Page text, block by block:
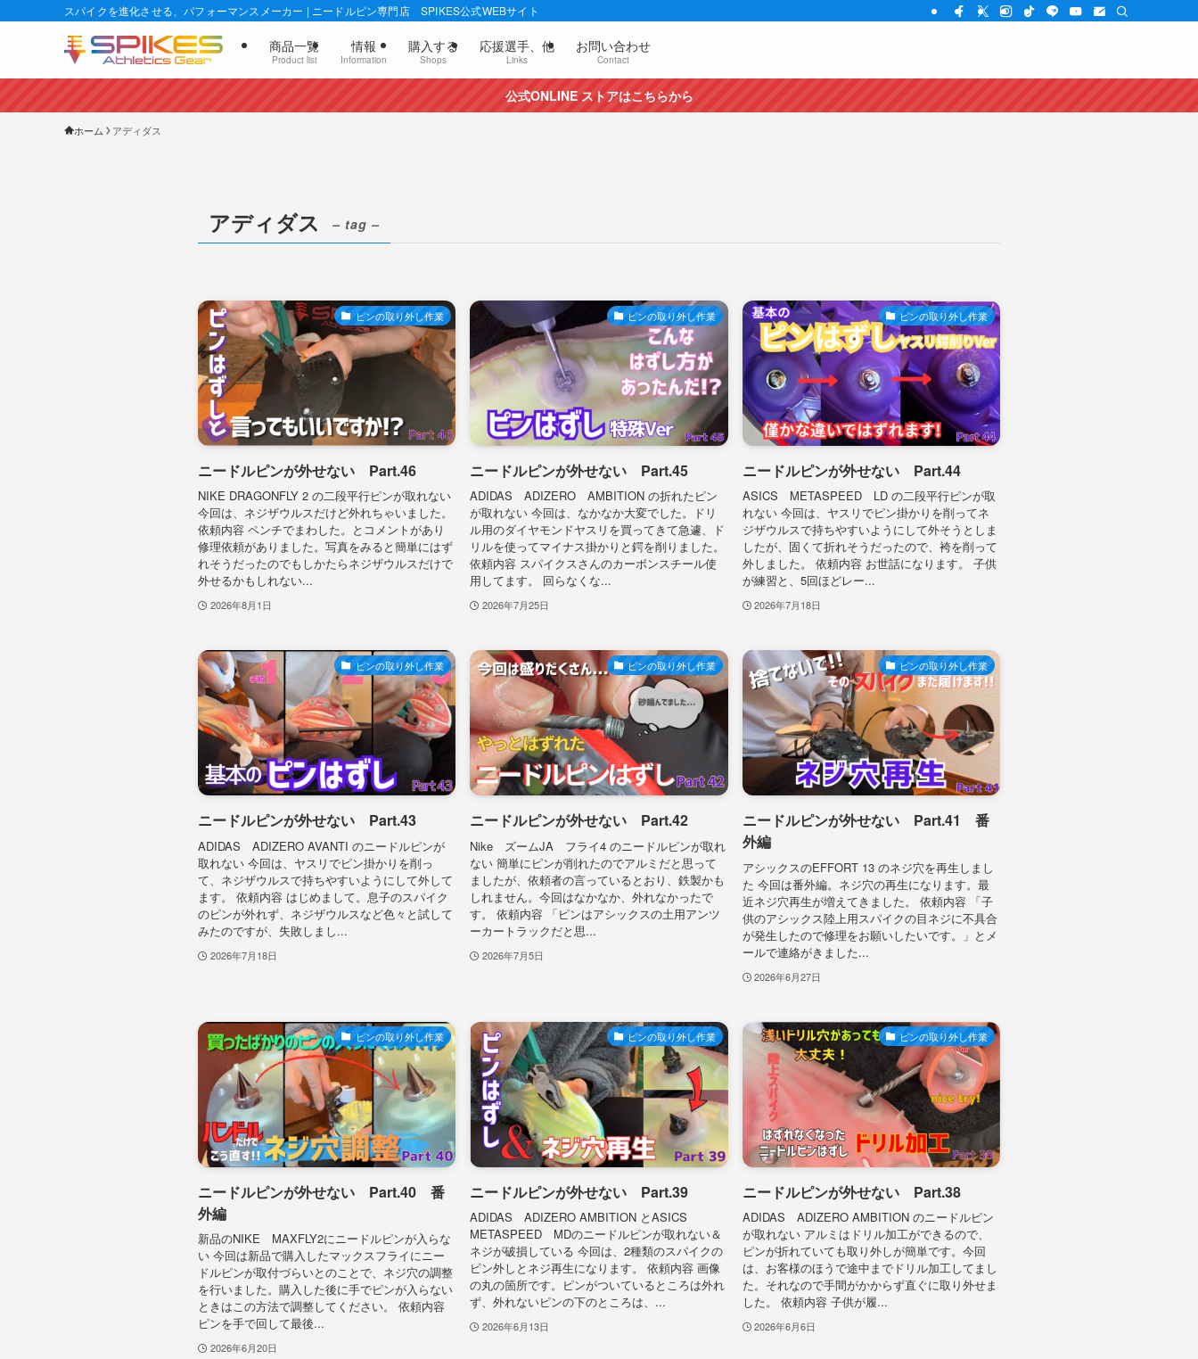
スパイクを進化させる、パフォーマンスメーカー | ニードルピン専門店 SPIKES公式WEBサイト
商品一覧
Product list
情報
Information
購入する
Shops
応援選手、他
Links
お問い合わせ
Contact
公式ONLINE ストアはこちらから
ホーム アディダス
アディダス – tag –
ピンの取り外し作業
ニードルピンが外せない Part.46
NIKE DRAGONFLY 2 の二段平行ピンが取れない
今回は、ネジザウルスだけど外れちゃいました。
依頼内容 ペンチでまわした。とコメントがあり
修理依頼がありました。写真をみると簡単にはず
れそうだったのでもしかたらネジザウルスだけで
外せるかもしれない...
2026年8月1日
ピンの取り外し作業
ニードルピンが外せない Part.45
ADIDAS ADIZERO AMBITION の折れたピン
が取れない 今回は、なかなか大変でした。ドリ
ル用のダイヤモンドヤスリを買ってきて急遽、ド
リルを使ってマイナス掛かりと鍔を削りました。
依頼内容 スパイクスさんのカーボンスチール使
用してます。 回らなくな...
2026年7月25日
ピンの取り外し作業
ニードルピンが外せない Part.44
ASICS METASPEED LD の二段平行ピンが取
れない 今回は、ヤスリでピン掛かりを削ってネ
ジザウルスで持ちやすいようにして外そうとしま
したが、固くて折れそうだったので、袴を削って
外しました。 依頼内容 お世話になります。 子供
が練習と、5回ほどレー...
2026年7月18日
ピンの取り外し作業
ニードルピンが外せない Part.43
ADIDAS ADIZERO AVANTI のニードルピンが
取れない 今回は、ヤスリでピン掛かりを削っ
て、ネジザウルスで持ちやすいようにして外して
ます。 依頼内容 はじめまして。息子のスパイク
のピンが外れず、ネジザウルスなど色々と試して
みたのですが、失敗しまし...
2026年7月18日
ピンの取り外し作業
ニードルピンが外せない Part.42
Nike ズームJA フライ4 のニードルピンが取れ
ない 簡単にピンが削れたのでアルミだと思って
ましたが、依頼者の言っているとおり、鉄製かも
しれません。今回はなかなか、外れなかったで
す。 依頼内容 「ピンはアシックスの土用アンツ
ーカートラックだと思...
2026年7月5日
ピンの取り外し作業
ニードルピンが外せない Part.41 番
外編
アシックスのEFFORT 13 のネジ穴を再生しまし
た 今回は番外編。ネジ穴の再生になります。最
近ネジ穴再生が増えてきました。 依頼内容 「子
供のアシックス陸上用スパイクの目ネジに不具合
が発生したので修理をお願いしたいです。」とメ
ールで連絡がきました...
2026年6月27日
ピンの取り外し作業
ニードルピンが外せない Part.40 番
外編
新品のNIKE MAXFLY2にニードルピンが入らな
い 今回は新品で購入したマックスフライにニー
ドルピンが取付づらいとのことで、ネジ穴の調整
を行いました。購入した後に手でピンが入らない
ときはこの方法で調整してください。 依頼内容
ピンを手で回して最後...
2026年6月20日
ピンの取り外し作業
ニードルピンが外せない Part.39
ADIDAS ADIZERO AMBITION とASICS
METASPEED MDのニードルピンが取れない＆
ネジが破損している 今回は、2種類のスパイクの
ピン外しとネジ再生になります。 依頼内容 画像
の丸の箇所です。ピンがついているところは外れ
ず、外れないピンの下のところは、...
2026年6月13日
ピンの取り外し作業
ニードルピンが外せない Part.38
ADIDAS ADIZERO AMBITION のニードルピン
が取れない アルミはドリル加工ができるので、
ピンが折れていても取り外しが簡単です。今回
は、お客様のほうで途中までドリル加工してまし
た。それなので手間がかからず直ぐに取り外せま
した。 依頼内容 子供が履...
2026年6月6日